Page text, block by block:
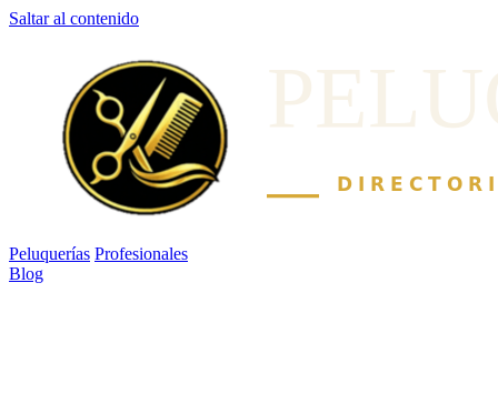
Saltar al contenido
Peluquerías Profesionales
Blog